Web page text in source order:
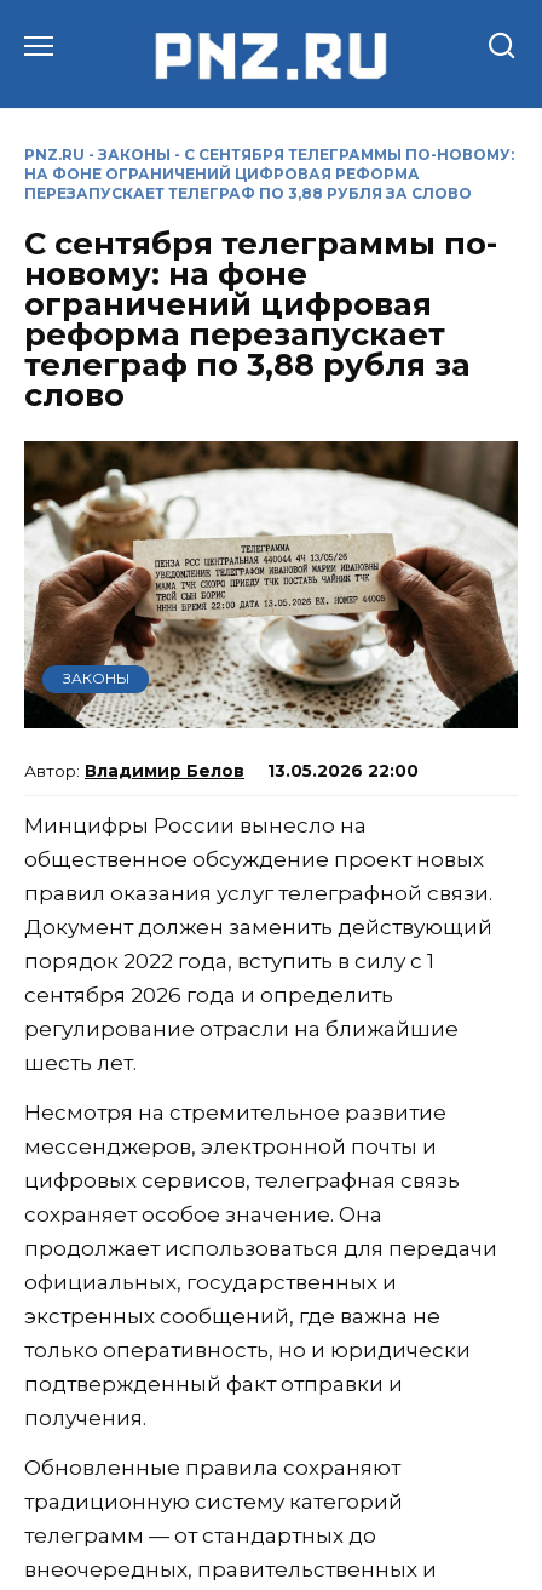
PNZ.RU - ЗАКОНЫ - С СЕНТЯБРЯ ТЕЛЕГРАММЫ ПО-НОВОМУ:
НА ФОНЕ ОГРАНИЧЕНИЙ ЦИФРОВАЯ РЕФОРМА
ПЕРЕЗАПУСКАЕТ ТЕЛЕГРАФ ПО 3,88 РУБЛЯ ЗА СЛОВО
С сентября телеграммы по-
новому: на фоне
ограничений цифровая
реформа перезапускает
телеграф по 3,88 рубля за
слово
ЗАКОНЫ
Владимир Белов 13.05.2026 22:00
Минцифры России вынесло на
общественное обсуждение проект новых
правил оказания услуг телеграфной связи.
Документ должен заменить действующий
порядок 2022 года, вступить в силу с 1
сентября 2026 года и определить
регулирование отрасли на ближайшие
шесть лет.
Несмотря на стремительное развитие
мессенджеров, электронной почты и
цифровых сервисов, телеграфная связь
сохраняет особое значение. Она
продолжает использоваться для передачи
официальных, государственных и
экстренных сообщений, где важна не
только оперативность, но и юридически
подтвержденный факт отправки и
получения.
Обновленные правила сохраняют
традиционную систему категорий
телеграмм — от стандартных до
внеочередных, правительственных и